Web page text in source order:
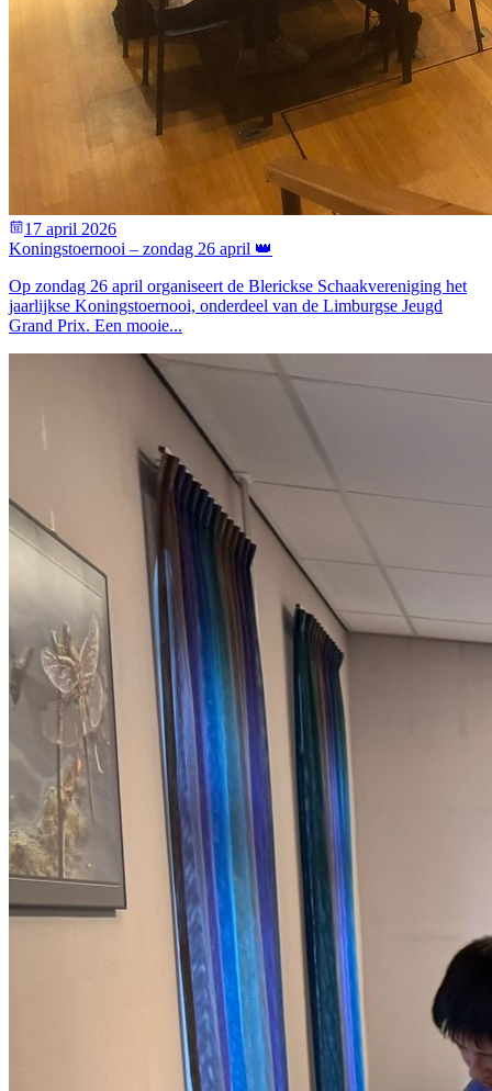
17 april 2026
Koningstoernooi – zondag 26 april 👑
Op zondag 26 april organiseert de Blerickse Schaakvereniging het
jaarlijkse Koningstoernooi, onderdeel van de Limburgse Jeugd
Grand Prix. Een mooie...